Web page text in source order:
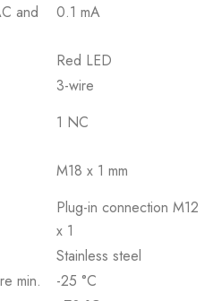
and
0.1 mA
Red LED
3-wire
1 NC
M18 x 1 mm
Plug-in connection M12
x 1
Stainless steel
min.
-25 °C